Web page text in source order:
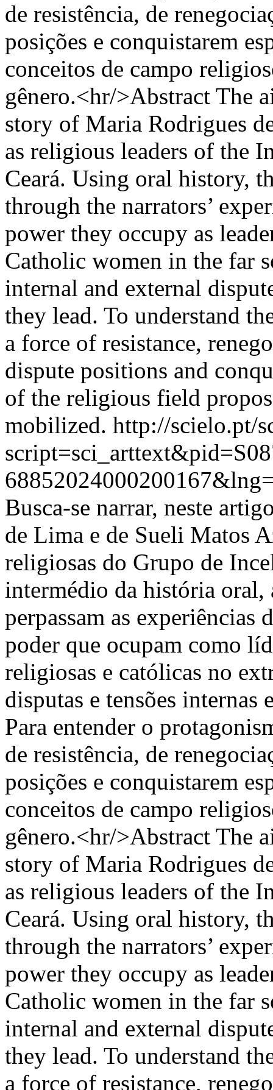
de resistência, de
posições e conquistarem
conceitos de campo
gênero.<hr/>Abstract The
story of Maria Rodrigues
as religious leaders of the
Ceará. Using oral history,
through the narrators’
power they occupy as
Catholic women in the far
internal and external
they lead. To understand
a force of resistance,
dispute positions and
of the religious field
mobilized. http://scielo.pt/
Busca-se narrar, neste
de Lima e de Sueli Matos
religiosas do Grupo de
intermédio da história oral,
perpassam as experiências
poder que ocupam como
religiosas e católicas no
disputas e tensões internas
Para entender o
de resistência, de
posições e conquistarem
conceitos de campo
gênero.<hr/>Abstract The
story of Maria Rodrigues
as religious leaders of the
Ceará. Using oral history,
through the narrators’
power they occupy as
Catholic women in the far
internal and external
they lead. To understand
a force of resistance,